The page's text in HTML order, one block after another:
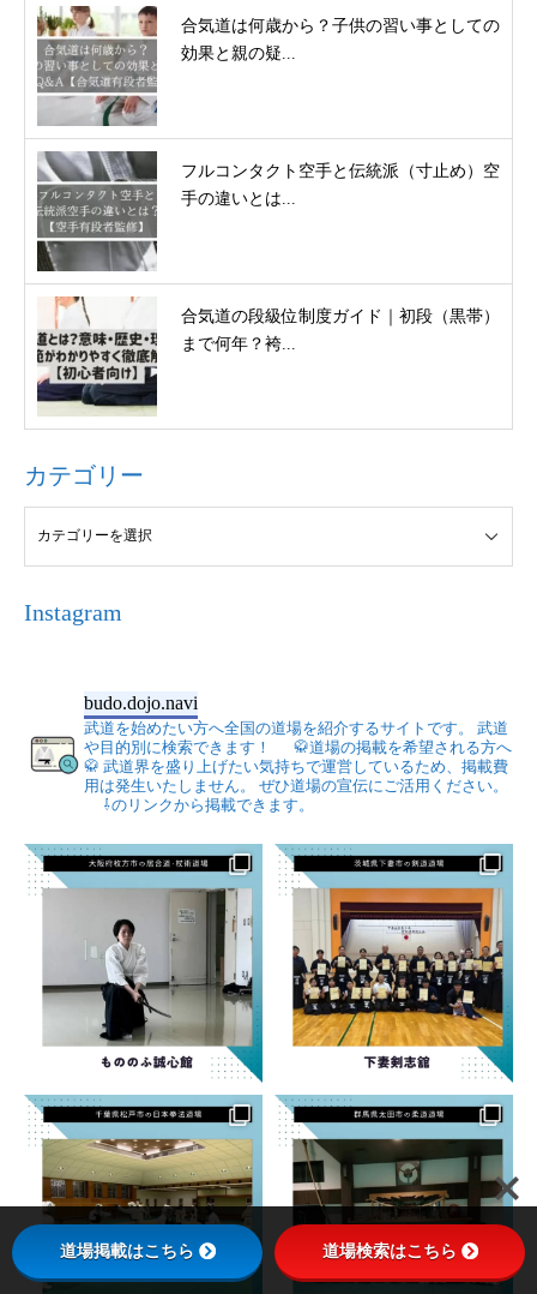
合気道は何歳から？子供の習い事としての
効果と親の疑...
フルコンタクト空手と伝統派（寸止め）空
手の違いとは...
合気道の段級位制度ガイド｜初段（黒帯）
まで何年？袴...
カテゴリー
Instagram
budo.dojo.navi
武道を始めたい方へ全国の道場を紹介するサイトです。
武道
や目的別に検索できます！
🥋道場の掲載を希望される方へ
🥋 武道界を盛り上げたい気持ちで運営しているため、掲載費
用は発生いたしません。
ぜひ道場の宣伝にご活用ください。
⇩のリンクから掲載できます。
道場掲載はこちら 道場検索はこちら